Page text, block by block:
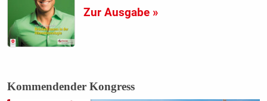
Zur Ausgabe »
Kommendender Kongress